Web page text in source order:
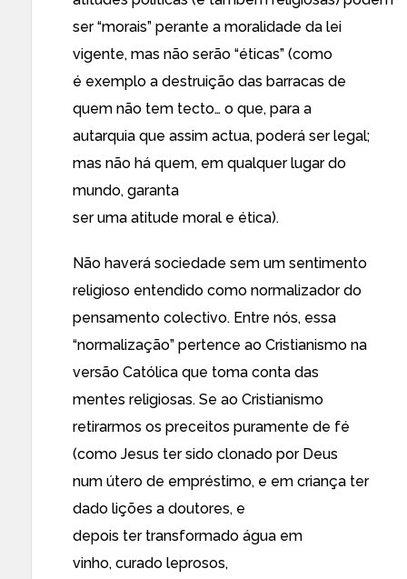
ser “morais” perante a moralidade da lei
vigente, mas não serão “éticas” (como
é exemplo a destruição das barracas de
quem não tem tecto… o que, para a
autarquia que assim actua, poderá ser legal;
mas não há quem, em qualquer lugar do
mundo, garanta
ser uma atitude moral e ética).
Não haverá sociedade sem um sentimento
religioso entendido como normalizador do
pensamento colectivo. Entre nós, essa
“normalização” pertence ao Cristianismo na
versão Católica que toma conta das
mentes religiosas. Se ao Cristianismo
retirarmos os preceitos puramente de fé
(como Jesus ter sido clonado por Deus
num útero de empréstimo, e em criança ter
dado lições a doutores, e
depois ter transformado água em
vinho, curado leprosos,